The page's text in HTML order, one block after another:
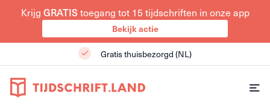
Krijg GRATIStoegang tot 15 tijdschriften in onze app
Bekijk actie
Gratis thuisbezorgd (NL)